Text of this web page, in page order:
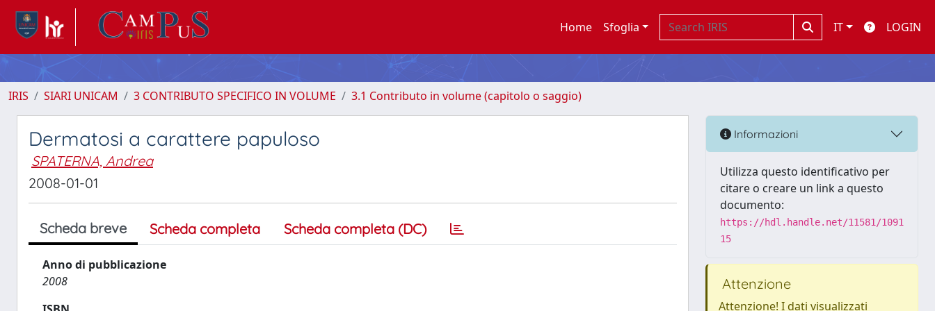
Home Sfoglia IT LOGIN
IRIS SIARI UNICAM 3 CONTRIBUTO SPECIFICO IN VOLUME 3.1 Contributo in volume (capitolo o saggio)
Dermatosi a carattere papuloso
SPATERNA, Andrea
2008-01-01
Scheda breve Scheda completa Scheda completa (DC)
Anno di pubblicazione
2008
Informazioni
Utilizza questo identificativo per
citare o creare un link a questo
documento:
https://hdl.handle.net/11581/1091
15
Attenzione
Attenzione! I dati visualizzati